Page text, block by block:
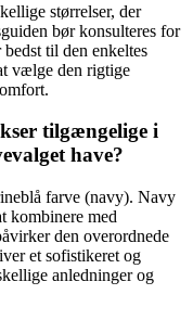
størrelser, der
bør konsulteres for
til den enkeltes
vælge den rigtige
tilgængelige i
have?
farve (navy). Navy
kombinere med
den overordnede
et sofistikeret og
anledninger og